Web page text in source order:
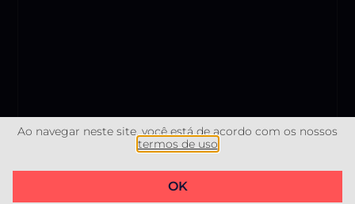
@2023 RM Imóveis Litoral CNPJ 46.283.093/0001-00 –
Desenvolvido por
Ao navegar neste site, você está de acordo com os nossos
termos de uso​
OK